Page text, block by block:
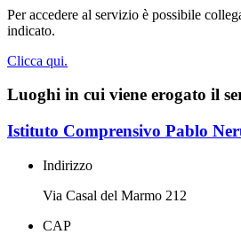
Per accedere al servizio è possibile
indicato.
Clicca qui.
Luoghi in cui viene erogato il
Istituto Comprensivo Pablo
Indirizzo
Via Casal del Marmo 212
CAP